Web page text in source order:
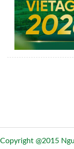
Copyright @2015